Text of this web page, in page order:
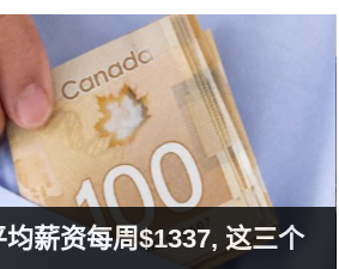
薪资每周$1337, 这三个